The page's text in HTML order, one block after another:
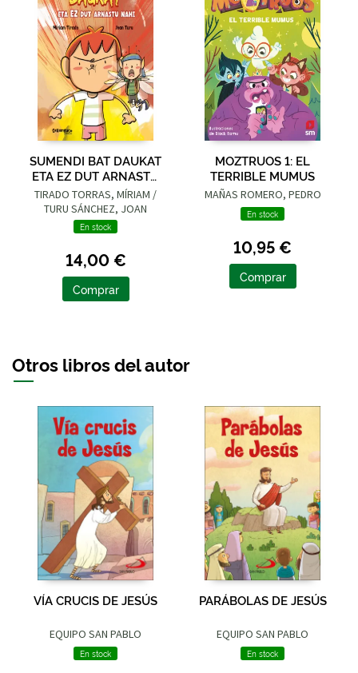
SUMENDI BAT DAUKAT
ETA EZ DUT ARNASTU
NAHI
TIRADO TORRAS, MÍRIAM /
TURU SÁNCHEZ, JOAN
En stock
14,00 €
Comprar
MOZTRUOS 1: EL
TERRIBLE MUMUS
MAÑAS ROMERO, PEDRO
En stock
10,95 €
Comprar
Otros libros del autor
VÍA CRUCIS DE JESÚS
EQUIPO SAN PABLO
En stock
PARÁBOLAS DE JESÚS
EQUIPO SAN PABLO
En stock